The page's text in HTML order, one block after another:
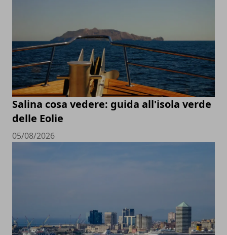
Salina cosa vedere: guida all'isola verde
delle Eolie
05/08/2026